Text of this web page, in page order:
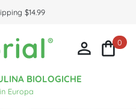
$14.99
BIOLOGICHE
Europa
 0